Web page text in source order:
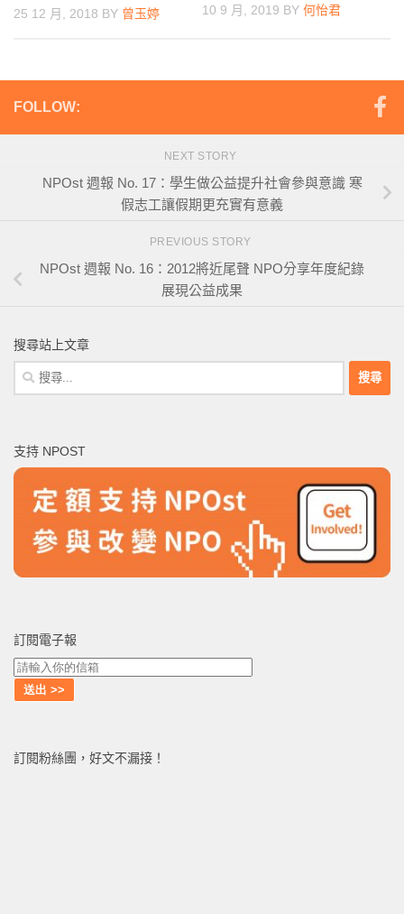
25 12 月, 2018 BY 曾玉婷 10 9 月, 2019 BY 何怡君
FOLLOW:
NEXT STORY
NPOst 週報 No. 17：學生做公益提升社會參與意識 寒
假志工讓假期更充實有意義
PREVIOUS STORY
NPOst 週報 No. 16：2012將近尾聲 NPO分享年度紀錄
展現公益成果
搜尋站上文章
搜
尋
字:
支持 NPOST
訂閱電子報
訂閱粉絲團，好文不漏接！